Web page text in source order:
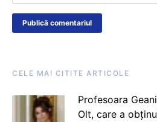
CELE MAI CITITE ARTICOLE
Profesoara
Olt, care a